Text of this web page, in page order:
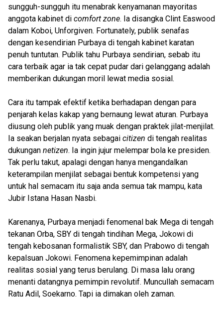
sungguh-sungguh itu menabrak kenyamanan mayoritas
anggota kabinet di comfort zone. Ia disangka Clint Easwood
dalam Koboi, Unforgiven. Fortunately, publik senafas
dengan kesendirian Purbaya di tengah kabinet karatan
penuh tuntutan. Publik tahu Purbaya sendirian, sebab itu
cara terbaik agar ia tak cepat pudar dari gelanggang adalah
memberikan dukungan moril lewat media sosial.
Cara itu tampak efektif ketika berhadapan dengan para
penjarah kelas kakap yang bernaung lewat aturan. Purbaya
diusung oleh publik yang muak dengan praktek jilat-menjilat.
Ia seakan berjalan nyata sebagai citizen di tengah realitas
dukungan netizen. Ia ingin jujur melempar bola ke presiden.
Tak perlu takut, apalagi dengan hanya mengandalkan
keterampilan menjilat sebagai bentuk kompetensi yang
untuk hal semacam itu saja anda semua tak mampu, kata
Jubir Istana Hasan Nasbi.
Karenanya, Purbaya menjadi fenomenal bak Mega di tengah
tekanan Orba, SBY di tengah tindihan Mega, Jokowi di
tengah kebosanan formalistik SBY, dan Prabowo di tengah
kepalsuan Jokowi. Fenomena kepemimpinan adalah
realitas sosial yang terus berulang. Di masa lalu orang
menanti datangnya pemimpin revolutif. Muncullah semacam
Ratu Adil, Soekarno. Tapi ia dimakan oleh zaman.